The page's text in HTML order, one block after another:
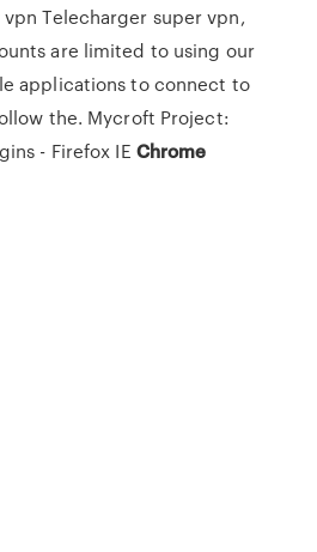
Telecharger super vpn,
are limited to using our
applications to connect to
the. Mycroft Project:
- Firefox IE Chrome